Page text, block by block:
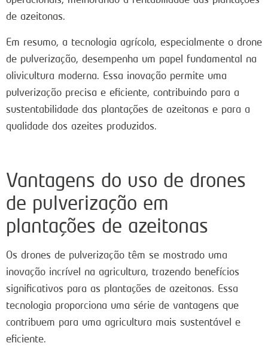
de azeitonas.
Em resumo, a tecnologia agrícola, especialmente o drone
de pulverização, desempenha um papel fundamental na
olivicultura moderna. Essa inovação permite uma
pulverização precisa e eficiente, contribuindo para a
sustentabilidade das plantações de azeitonas e para a
qualidade dos azeites produzidos.
Vantagens do uso de drones
de pulverização em
plantações de azeitonas
Os drones de pulverização têm se mostrado uma
inovação incrível na agricultura, trazendo benefícios
significativos para as plantações de azeitonas. Essa
tecnologia proporciona uma série de vantagens que
contribuem para uma agricultura mais sustentável e
eficiente.